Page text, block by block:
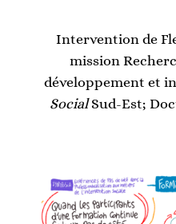
Intervention de
mission
développement et
SocialSud-Est;